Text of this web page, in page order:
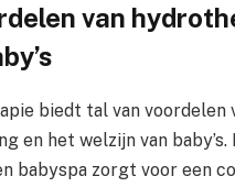
van
biedt tal van voordelen
en het welzijn van baby’s.
babyspa zorgt voor een